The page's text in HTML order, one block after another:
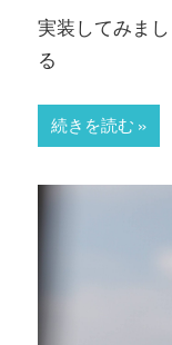
実装してみま
る
続きを読む